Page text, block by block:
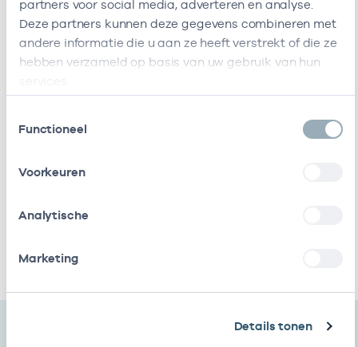
partners voor social media, adverteren en analyse.
Deze partners kunnen deze gegevens combineren met
andere informatie die u aan ze heeft verstrekt of die ze
hebben verzameld op basis van uw gebruik van hun
Functioneel
Voorkeuren
Analytische
Marketing
Details tonen
Ik heb een arbeidsrelatie met
Naam Rol AGB-code
Amsterdamse
(MTO
Molenwijk
Molenwijk